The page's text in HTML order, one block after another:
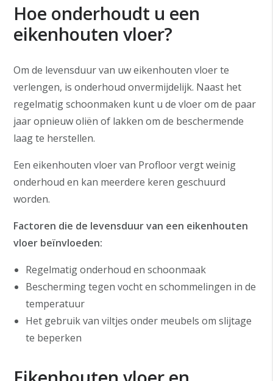
Hoe onderhoudt u een
eikenhouten vloer?
Om de levensduur van uw eikenhouten vloer te
verlengen, is onderhoud onvermijdelijk. Naast het
regelmatig schoonmaken kunt u de vloer om de paar
jaar opnieuw oliën of lakken om de beschermende
laag te herstellen.
Een eikenhouten vloer van Profloor vergt weinig
onderhoud en kan meerdere keren geschuurd
worden.
Factoren die de levensduur van een eikenhouten
vloer beïnvloeden:
Regelmatig onderhoud en schoonmaak
Bescherming tegen vocht en schommelingen in de
temperatuur
Het gebruik van viltjes onder meubels om slijtage
te beperken